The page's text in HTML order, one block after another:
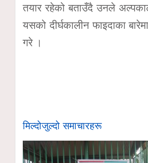
तयार रहेको बताउँदै उनले
यसको दीर्घकालीन फाइदाका
गरे ।
मिल्दोजुल्दो समाचारहरू